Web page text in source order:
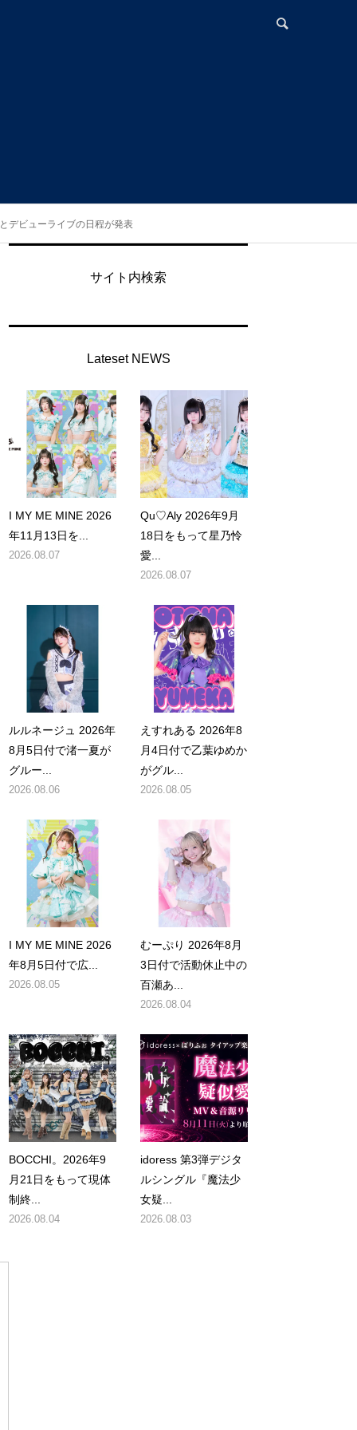
デビューライブの日程が発表
サイト内検索
Lateset NEWS
I MY ME MINE 2026
年11月13日を...
2026.08.07
Qu♡Aly 2026年9月
18日をもって星乃怜
愛...
2026.08.07
ルルネージュ 2026年
8月5日付で渚一夏が
グルー...
2026.08.06
えすれある 2026年8
月4日付で乙葉ゆめか
がグル...
2026.08.05
I MY ME MINE 2026
年8月5日付で広...
2026.08.05
むーぷり 2026年8月
3日付で活動休止中の
百瀬あ...
2026.08.04
BOCCHI。2026年9
月21日をもって現体
制終...
2026.08.04
idoress 第3弾デジタ
ルシングル『魔法少
女疑...
2026.08.03